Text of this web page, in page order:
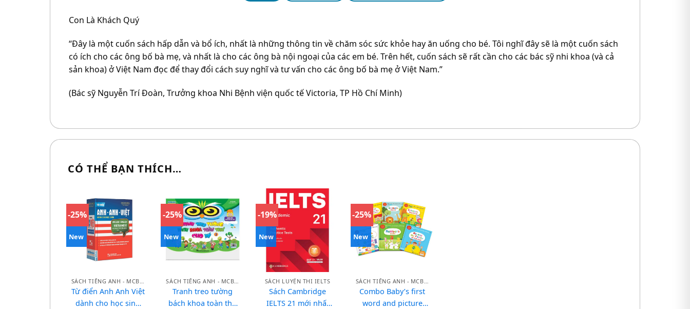
Con Là Khách Quý
“Đây là một cuốn sách hấp dẫn và bổ ích, nhất là những thông tin về chăm sóc sức khỏe hay ăn uống cho bé. Tôi nghĩ đây sẽ là một cuốn sách
có ích cho các ông bố bà mẹ, và nhất là cho các ông bà nội ngoại của các em bé. Trên hết, cuốn sách sẽ rất cần cho các bác sỹ nhi khoa (và cả
sản khoa) ở Việt Nam đọc để thay đổi cách suy nghĩ và tư vấn cho các ông bố bà mẹ ở Việt Nam.”
(Bác sỹ Nguyễn Trí Đoàn, Trưởng khoa Nhi Bệnh viện quốc tế Victoria, TP Hồ Chí Minh)
CÓ THỂ BẠN THÍCH…
-25%
New
Từ điển Anh Anh Việt
dành cho học sinh
-25%
New
Tranh treo tường
bách khoa toàn thư
-19%
New
SÁCH LUYỆN THI IELTS
Sách Cambridge
IELTS 21 mới nhất
-25%
New
Combo Baby’s first
word and picture